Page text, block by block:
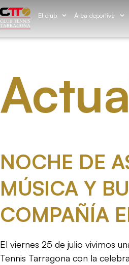
El club Área deportiva
NOCHE DE
MÚSICA Y
COMPAÑÍA
El viernes 25 de julio vivimos
Tennis Tarragona con la